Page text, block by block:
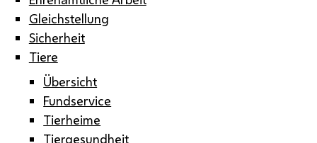
Gleichstellung
Sicherheit
Tiere
Übersicht
Fundservice
Tierheime
Tiergesundheit